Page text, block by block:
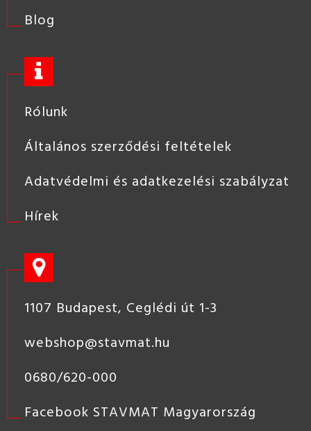
Blog
Rólunk
Általános szerződési feltételek
Adatvédelmi és adatkezelési szabályzat
Hírek
1107 Budapest, Ceglédi út 1-3
webshop@stavmat.hu
0680/620-000
Facebook STAVMAT Magyarország